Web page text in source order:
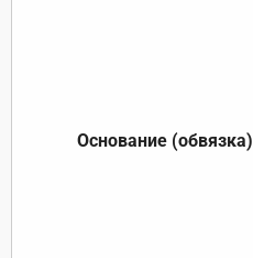
Основание (обвязка)